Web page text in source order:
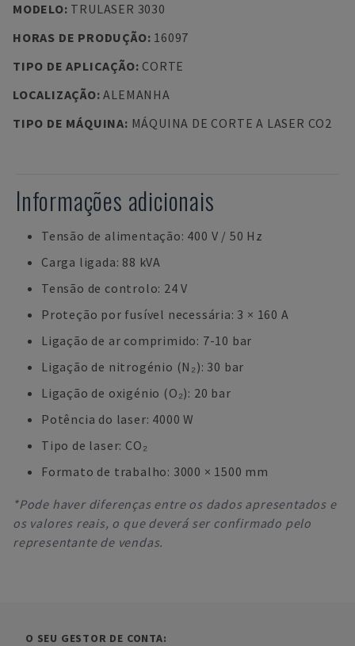
MODELO: TRULASER 3030
HORAS DE PRODUÇÃO: 16097
TIPO DE APLICAÇÃO: CORTE
LOCALIZAÇÃO:ALEMANHA
TIPO DE MÁQUINA: MÁQUINA DE CORTE A LASER CO2
Informações adicionais
Tensão de alimentação: 400 V / 50 Hz
Carga ligada: 88 kVA
Tensão de controlo: 24 V
Proteção por fusível necessária: 3 × 160 A
Ligação de ar comprimido: 7-10 bar
Ligação de nitrogénio (N₂): 30 bar
Ligação de oxigénio (O₂): 20 bar
Potência do laser: 4000 W
Tipo de laser: CO₂
Formato de trabalho: 3000 × 1500 mm
*Pode haver diferenças entre os dados apresentados e
os valores reais, o que deverá ser confirmado pelo
representante de vendas.
O SEU GESTOR DE CONTA: